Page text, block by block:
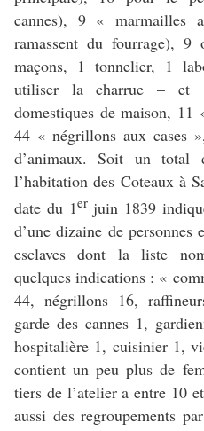
cannes), 9 « marmailles
ramassent du fourrage), 9
maçons, 1 tonnelier, 1
utiliser la charrue – et
domestiques de maison,
44 « négrillons aux cases
d’animaux. Soit un total
l’habitation des Coteaux à
date du 1erjuin 1839
d’une dizaine de
esclaves dont la liste
quelques indications : «
44, négrillons 16,
garde des cannes 1,
hospitalière 1, cuisinier 1,
contient un peu plus de
tiers de l’atelier a entre 10
aussi des regroupements